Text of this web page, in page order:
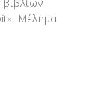
Μέλημα